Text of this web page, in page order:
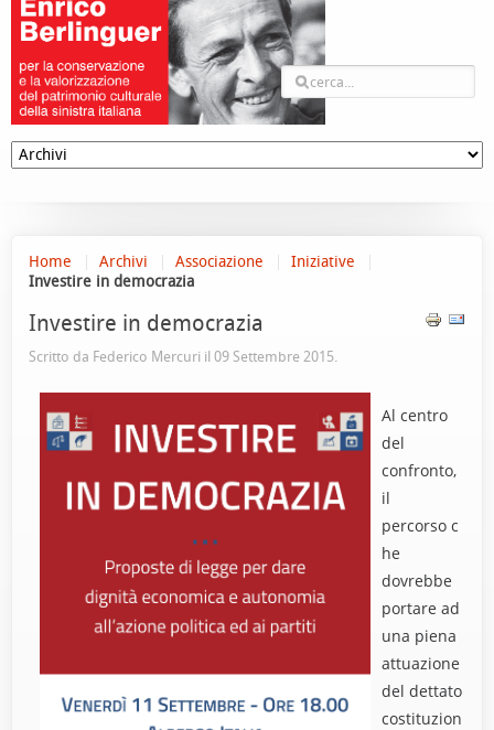
Home Archivi Associazione
Iniziative
Investire in democrazia
Investire in democrazia
Scritto da Federico Mercuri il 09 Settembre 2015.
Al centro
del
confronto,
il
percorso c
he
dovrebbe
portare ad
una piena
attuazione
del dettato
costituzion